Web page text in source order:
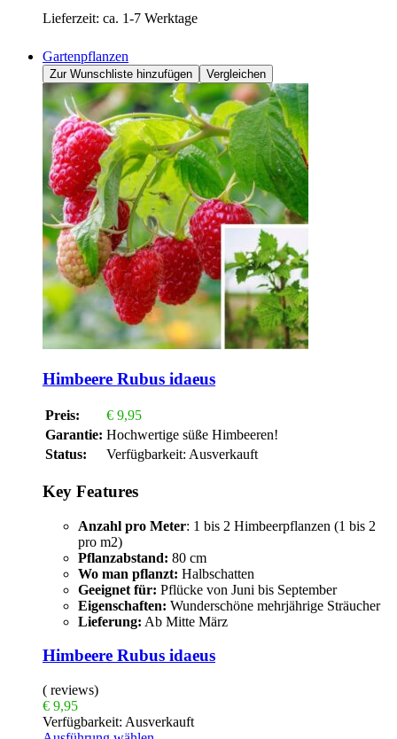
Lieferzeit: ca. 1-7 Werktage
Gartenpflanzen
Zur Wunschliste hinzufügen Vergleichen
Himbeere Rubus idaeus
Preis: € 9,95
Garantie: Hochwertige süße Himbeeren!
Status:
Verfügbarkeit: Ausverkauft
Key Features
Anzahl pro Meter: 1 bis 2 Himbeerpflanzen (1 bis 2
pro m2)
Pflanzabstand: 80 cm
Wo man pflanzt: Halbschatten
Geeignet für: Pflücke von Juni bis September
Eigenschaften: Wunderschöne mehrjährige Sträucher
Lieferung: Ab Mitte März
Himbeere Rubus idaeus
( reviews)
€ 9,95
Verfügbarkeit: Ausverkauft